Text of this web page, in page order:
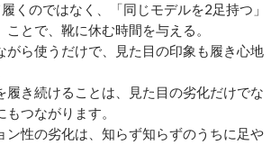
くのではなく、「同じモデルを2足持つ」
ことで、靴に休む時間を与える。
がら使うだけで、見た目の印象も履き心地
履き続けることは、見た目の劣化だけでな
つながります。
ン性の劣化は、知らず知らずのうちに足や